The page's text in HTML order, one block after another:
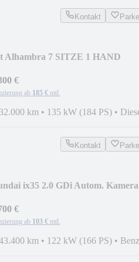
Kontakt
Alhambra 7 SITZE 1 HAND
€
ab 185 € mtl.
km • 135 kW (184 PS) •
Kontakt
ix35 2.0 GDi Autom. Kamera
€
ab 103 € mtl.
km • 122 kW (166 PS) •